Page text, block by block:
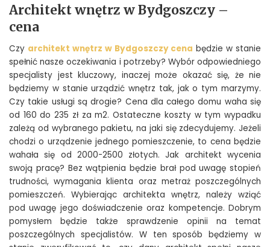
Architekt wnętrz w Bydgoszczy –
cena
Czy architekt wnętrz w Bydgoszczy cena będzie w stanie
spełnić nasze oczekiwania i potrzeby? Wybór odpowiedniego
specjalisty jest kluczowy, inaczej może okazać się, że nie
będziemy w stanie urządzić wnętrz tak, jak o tym marzymy.
Czy takie usługi są drogie? Cena dla całego domu waha się
od 160 do 235 zł za m2. Ostateczne koszty w tym wypadku
zależą od wybranego pakietu, na jaki się zdecydujemy. Jeżeli
chodzi o urządzenie jednego pomieszczenie, to cena będzie
wahała się od 2000-2500 złotych. Jak architekt wycenia
swoją pracę? Bez wątpienia będzie brał pod uwagę stopień
trudności, wymagania klienta oraz metraż poszczególnych
pomieszczeń. Wybierając architekta wnętrz, należy wziąć
pod uwagę jego doświadczenie oraz kompetencje. Dobrym
pomysłem będzie także sprawdzenie opinii na temat
poszczególnych specjalistów. W ten sposób będziemy w